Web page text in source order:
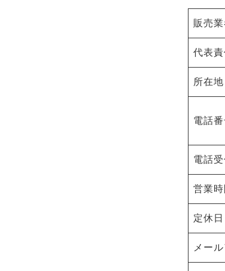
販売
代表
所在地
電話
電話
営業時
定休日
メー